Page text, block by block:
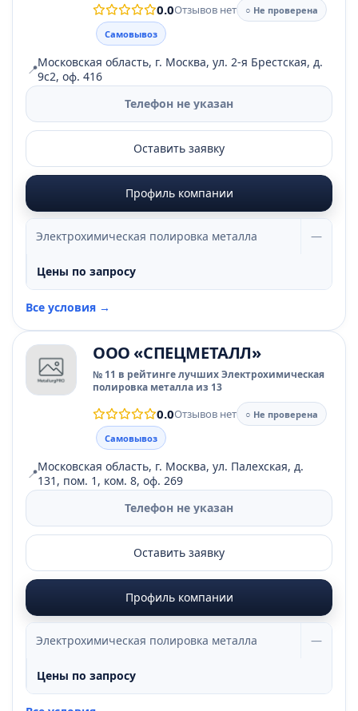
0.0Отзывов нет
○ Не проверена
Самовывоз
📍Московская область, г. Москва, ул. 2-я Брестская, д.
9с2, оф. 416
Телефон не указан
Оставить заявку
Профиль компании
Электрохимическая полировка металла —
Цены по запросу
Все условия →
ООО «СПЕЦМЕТАЛЛ»
№ 11 в рейтинге лучших Электрохимическая
полировка металла из 13
0.0Отзывов нет
○ Не проверена
Самовывоз
📍Московская область, г. Москва, ул. Палехская, д.
131, пом. 1, ком. 8, оф. 269
Телефон не указан
Оставить заявку
Профиль компании
Электрохимическая полировка металла —
Цены по запросу